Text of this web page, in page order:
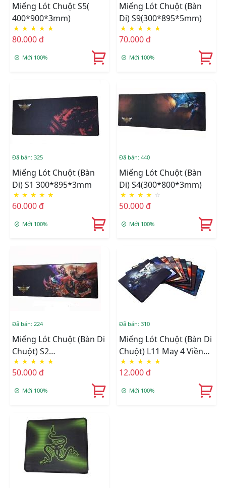
Miếng Lót Chuột S5(
400*900*3mm)
★ ★ ★ ★ ★
80.000 đ
Mới 100%
Miếng Lót Chuột (Bàn
Di) S9(300*895*5mm)
★ ★ ★ ★ ★
70.000 đ
Mới 100%
Đã bán: 325
Miếng Lót Chuột (Bàn
Di) S1 300*895*3mm
★ ★ ★ ★ ★
60.000 đ
Mới 100%
Đã bán: 440
Miếng Lót Chuột (Bàn
Di) S4(300*800*3mm)
★ ★ ★ ★ ☆
50.000 đ
Mới 100%
Đã bán: 224
Miếng Lót Chuột (Bàn Di
Chuột) S2
(300*800*3mm)
★ ★ ★ ★ ★
50.000 đ
Mới 100%
Đã bán: 310
Miếng Lót Chuột (Bàn Di
Chuột) L11 May 4 Viền
Cứng Cáp Chống Bung
Gốc , Không Thấm Nƣớc
★ ★ ★ ★ ★
12.000 đ
Mới 100%